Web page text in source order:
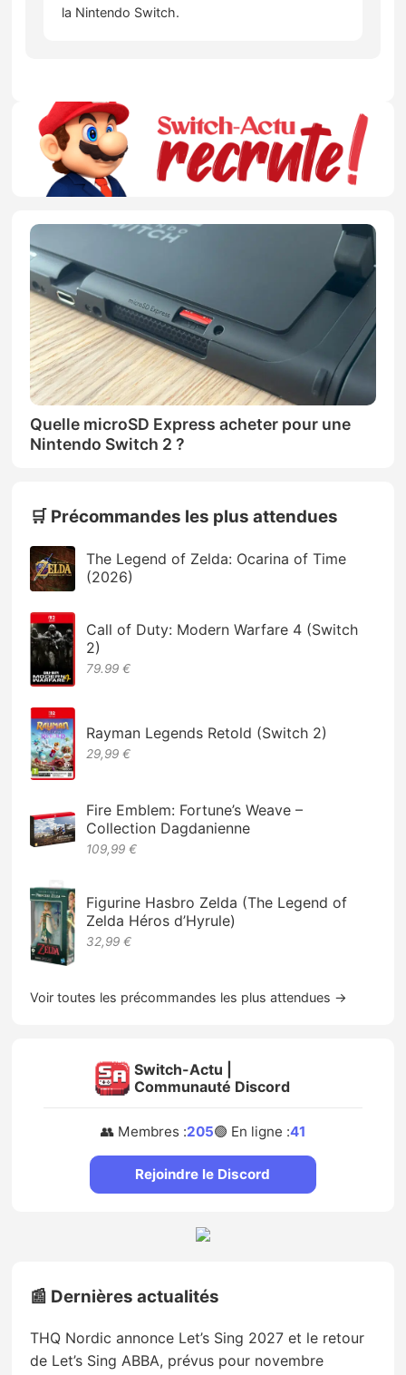
la Nintendo Switch.
Quelle microSD Express acheter pour une
Nintendo Switch 2 ?
🛒 Précommandes les plus attendues
The Legend of Zelda: Ocarina of Time
(2026)
Call of Duty: Modern Warfare 4 (Switch
2)
79.99 €
Rayman Legends Retold (Switch 2)
29,99 €
Fire Emblem: Fortune’s Weave –
Collection Dagdanienne
109,99 €
Figurine Hasbro Zelda (The Legend of
Zelda Héros d’Hyrule)
32,99 €
Voir toutes les précommandes les plus attendues →
Switch-Actu |
Communauté Discord
👥 Membres :205🟢 En ligne :41
Rejoindre le Discord
📰 Dernières actualités
THQ Nordic annonce Let’s Sing 2027 et le retour
de Let’s Sing ABBA, prévus pour novembre